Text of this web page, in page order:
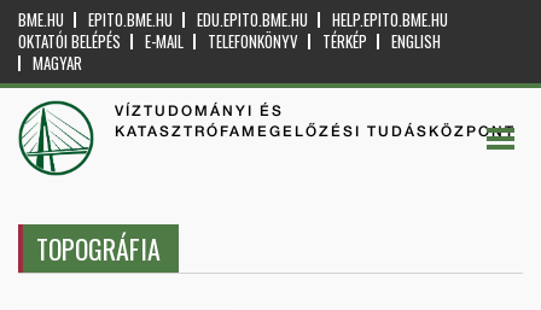
BME.HU EPITO.BME.HU EDU.EPITO.BME.HU
HELP.EPITO.BME.HU
OKTATÓI BELÉPÉS
E-MAIL TELEFONKÖNYV TÉRKÉP
ENGLISH
MAGYAR
VÍZTUDOMÁNYI ÉS
KATASZTRÓFAMEGELŐZÉSI TUDÁSKÖZPONT
TOPOGRÁFIA